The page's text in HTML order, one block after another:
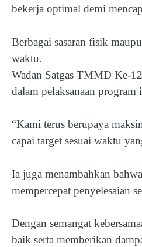
bekerja optimal demi
Berbagai sasaran fisik
waktu.
Wadan Satgas TMMD Ke-
dalam pelaksanaan program
“Kami terus berupaya
capai target sesuai waktu
Ia juga menambahkan
mempercepat penyelesaian
Dengan semangat
baik serta memberikan